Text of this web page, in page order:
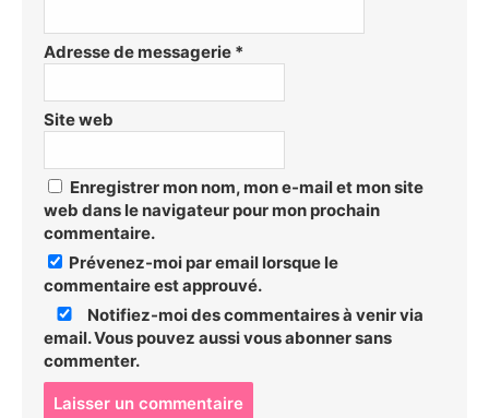
Adresse de messagerie *
Site web
Enregistrer mon nom, mon e-mail et mon site
web dans le navigateur pour mon prochain
commentaire.
Prévenez-moi par email lorsque le
commentaire est approuvé.
Notifiez-moi des commentaires à venir via
email. Vous pouvez aussivous abonnersans
commenter.